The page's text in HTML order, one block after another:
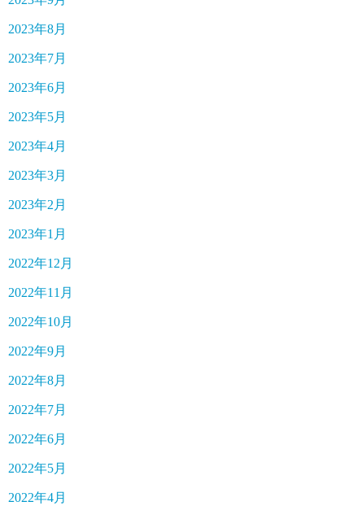
2023年8月
2023年7月
2023年6月
2023年5月
2023年4月
2023年3月
2023年2月
2023年1月
2022年12月
2022年11月
2022年10月
2022年9月
2022年8月
2022年7月
2022年6月
2022年5月
2022年4月